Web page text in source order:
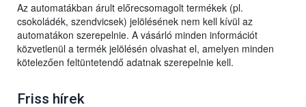
Az automatákban árult előrecsomagolt termékek (pl.
csokoládék, szendvicsek) jelölésének nem kell kívül az
automatákon szerepelnie. A vásárló minden információt
közvetlenül a termék jelölésén olvashat el, amelyen minden
kötelezően feltüntetendő adatnak szerepelnie kell.
Friss hírek